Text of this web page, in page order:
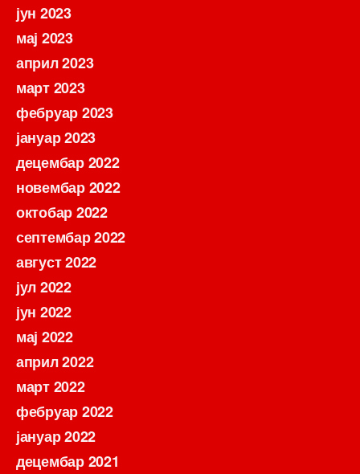
јун 2023
мај 2023
април 2023
март 2023
фебруар 2023
јануар 2023
децембар 2022
новембар 2022
октобар 2022
септембар 2022
август 2022
јул 2022
јун 2022
мај 2022
април 2022
март 2022
фебруар 2022
јануар 2022
децембар 2021